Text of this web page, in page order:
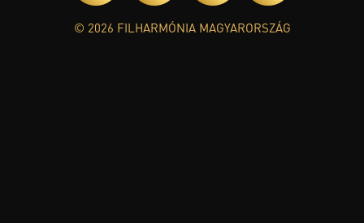
© 2026 FILHARMÓNIA MAGYARORSZÁG